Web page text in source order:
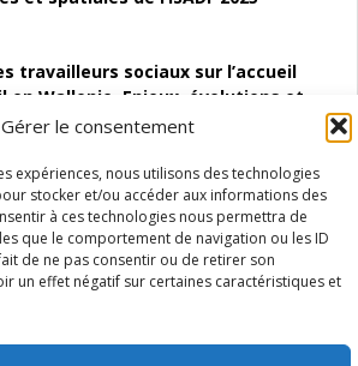
Gérer le consentement
expériences, nous utilisons des technologies
stocker et/ou accéder aux informations des
à ces technologies nous permettra de
que le comportement de navigation ou les ID
de ne pas consentir ou de retirer son
un effet négatif sur certaines caractéristiques et
travailleurs sociaux sur l’accueil
en Wallonie. Enjeux, évolutions et
des Structures
à l’autocréation d’emploi (SAACE)
infirmier :quels indicateurs